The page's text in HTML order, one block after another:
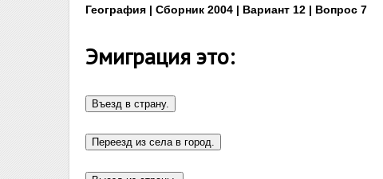
География | Сборник 2004 | Вариант 12 | Вопрос 7
Эмиграция это: